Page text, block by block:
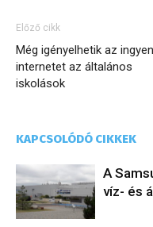
Előző cikk
Még igényelhetik az
internetet az általános
iskolások
KAPCSOLÓDÓ CIKKEK
A
víz- és